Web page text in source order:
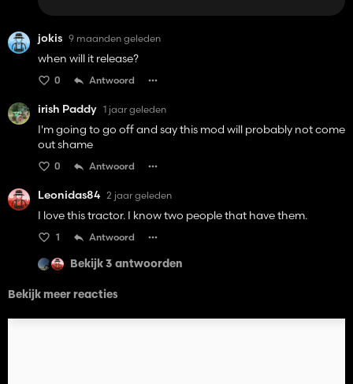
jokis 9 maanden geleden
when will it release?
0 Antwoord
irish Paddy 1 jaar geleden
I'm going to go off and say this mod will probably not come
out shame
0 Antwoord
Leonidas84 2 jaar geleden
I love this tractor. I know two people that have them.
1 Antwoord
Bekijk 3 antwoorden
Bekijk meer reacties